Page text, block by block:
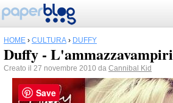
HOME › CULTURA › DUFFY
Duffy - L'ammazzavampiri
Creato il 27 novembre 2010 da Cannibal Kid
Save